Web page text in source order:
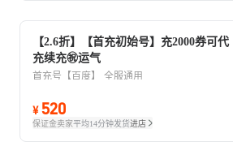
【2.6折】【首充初始号】充2000券可代
充续充㊗️运气
首充号【百度】 全服通用
¥ 520
保证金卖家平均14分钟发货进店